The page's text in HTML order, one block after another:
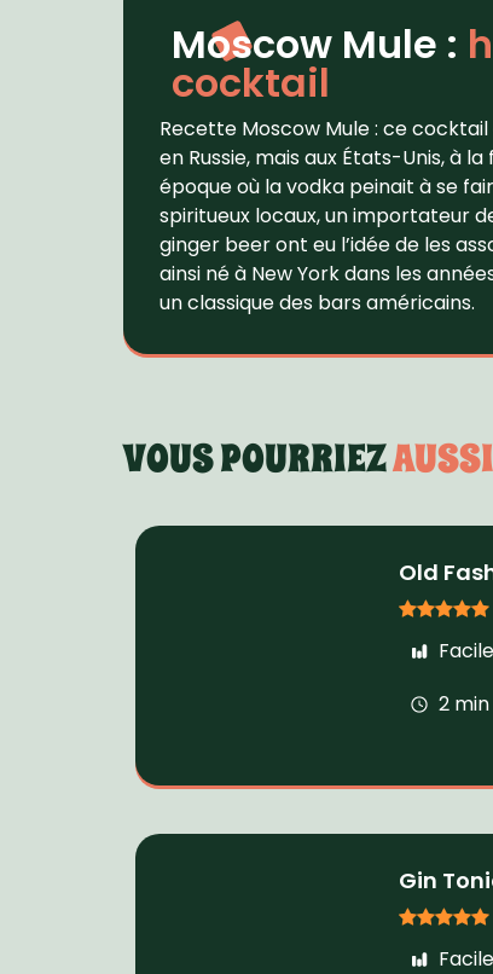
Moscow Mule :
cocktail
Recette Moscow Mule : ce
en Russie, mais aux États-Unis, à
époque où la vodka peinait à se
spiritueux locaux, un importateur
ginger beer ont eu l’idée de les
ainsi né à New York dans les
un classique des bars américains.
VOUS POURRIEZ
Old
Facile
2 min
Gin
Facile